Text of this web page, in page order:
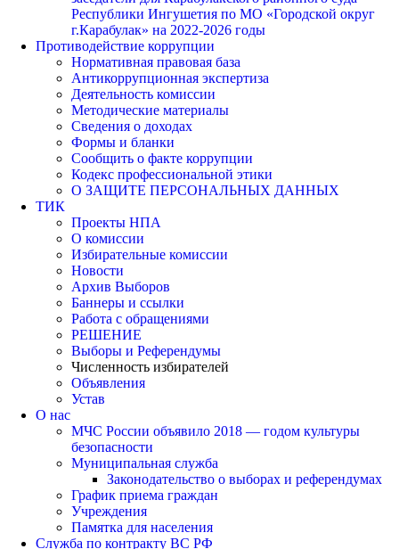
Республики Ингушетия по МО «Городской округ
г.Карабулак» на 2022-2026 годы
Противодействие коррупции
Нормативная правовая база
Антикоррупционная экспертиза
Деятельность комиссии
Методические материалы
Сведения о доходах
Формы и бланки
Сообщить о факте коррупции
Кодекс профессиональной этики
О ЗАЩИТЕ ПЕРСОНАЛЬНЫХ ДАННЫХ
ТИК
Проекты НПА
О комиссии
Избирательные комиссии
Новости
Архив Выборов
Баннеры и ссылки
Работа с обращениями
РЕШЕНИЕ
Выборы и Референдумы
Численность избирателей
Объявления
Устав
О нас
МЧС России объявило 2018 — годом культуры
безопасности
Муниципальная служба
Законодательство о выборах и референдумах
График приема граждан
Учреждения
Памятка для населения
Служба по контракту ВС РФ